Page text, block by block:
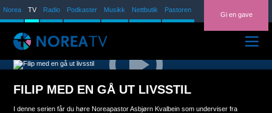
Norea TV Radio Podkaster Musikk Nettbutik Pastoren
Gi en gave
ARKIV
TV-PROGRAM
FILIP MED EN GÅ UT LIVSSTIL
I denne serien får du høre Noreapastor Asbjørn Kvalbein som underviser fra